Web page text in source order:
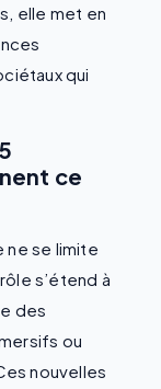
elle met en
qui
5
ce
ne se limite
s’étend à
des
ou
nouvelles